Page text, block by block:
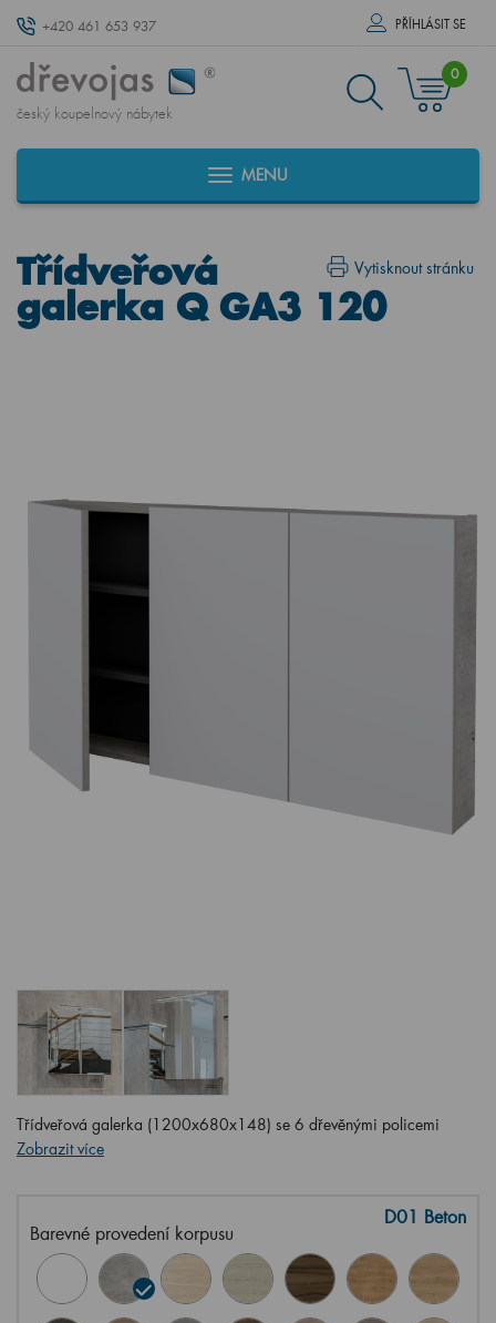
+420 461 653 937 PŘÍHLÁSIT SE
český koupelnový nábytek
0
MENU
Vytisknout stránku
Třídveřová
galerka Q GA3 120
Třídveřová galerka (1200x680x148) se 6 dřevěnými policemi
Zobrazit více
Barevné provedení korpusu
D01 Beton